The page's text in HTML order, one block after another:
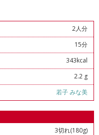
2人分
15分
343kcal
2.2 g
若子 みな美
3切れ(180g)